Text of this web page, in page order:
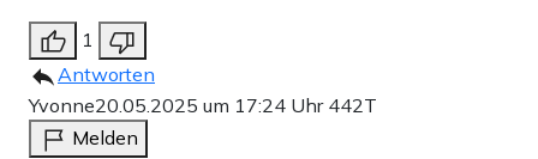
1
Antworten
Yvonne20.05.2025 um 17:24 Uhr 442T
Melden